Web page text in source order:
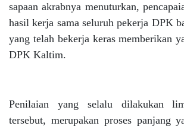
sapaan akrabnya menuturkan,
hasil kerja sama seluruh pekerja DPK
yang telah bekerja keras memberikan
DPK Kaltim.
Penilaian yang selalu dilakukan
tersebut, merupakan proses panjang